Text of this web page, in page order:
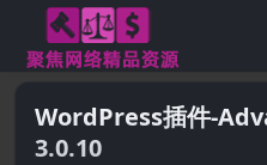
WordPress插件-
3.0.10